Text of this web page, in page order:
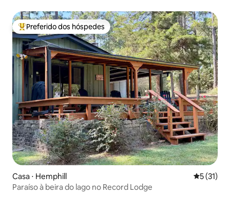
Entre os melhores preferidos dos hóspedes
Preferido dos hóspedes
Casa ⋅ Hemphill 5 de uma
5 (31)
Paraíso à beira do lago no Record Lodge